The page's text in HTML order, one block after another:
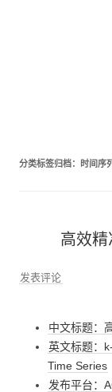
分类标签归档： 时间序
高效
发表评论
中文标题：
英文标题：
Time Series
发布平台：